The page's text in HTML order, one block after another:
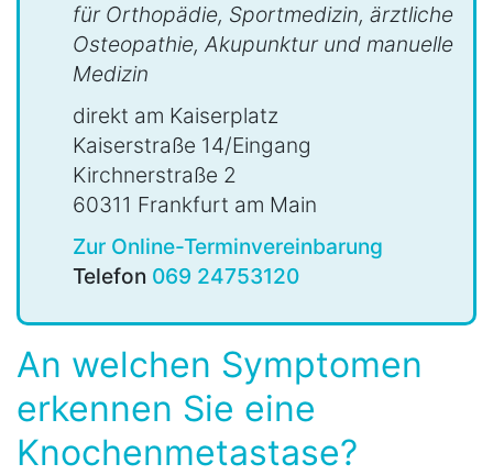
für Orthopädie, Sportmedizin, ärztliche
Osteopathie, Akupunktur und manuelle
Medizin
direkt am Kaiserplatz
Kaiserstraße 14/Eingang
Kirchnerstraße 2
60311 Frankfurt am Main
Zur Online-Terminvereinbarung
Telefon 069 24753120
An welchen Symptomen
erkennen Sie eine
Knochenmetastase?